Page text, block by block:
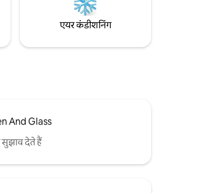
एयर कंडीशनिंग
And Glass
सुझाव देते हैं